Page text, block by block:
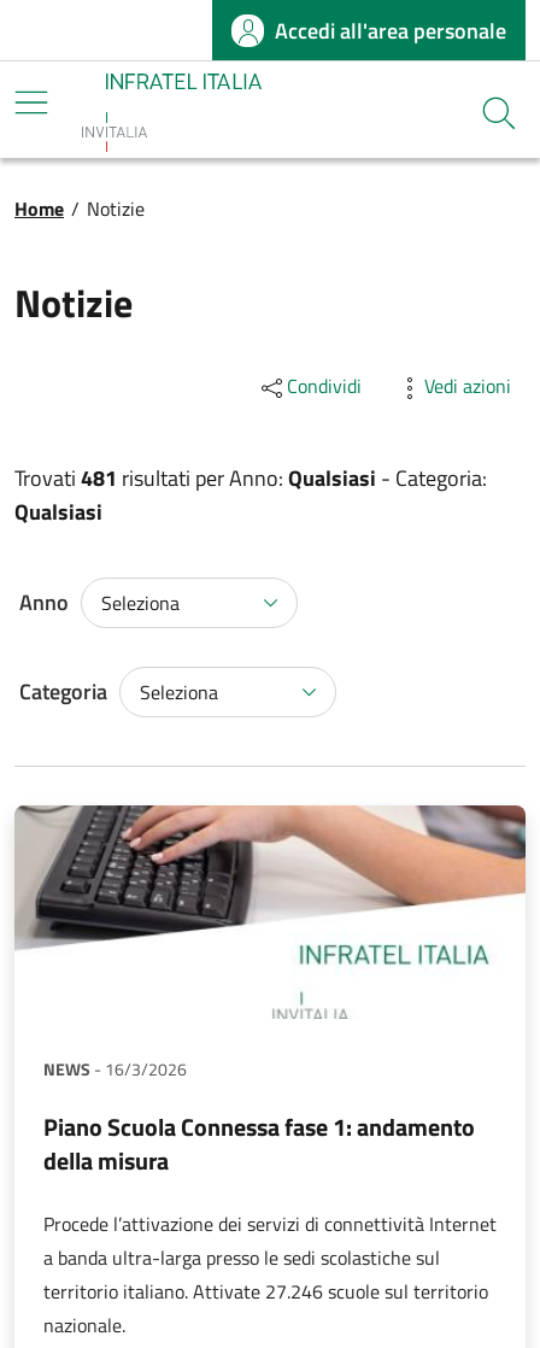
Salta al contenuto principaleAccedi all'area personale
Infratel
Briciole di pane
Home / Notizie
Notizie
Condividi Vedi azioni
Trovati481 risultati perAnno:Qualsiasi - Categoria:
Qualsiasi
Anno Seleziona
Categoria SelezionaCategoria
NEWS - 16/3/2026
Piano Scuola Connessa fase 1: andamento
della misura
Procede l’attivazione dei servizi di connettività Internet
a banda ultra-larga presso le sedi scolastiche sul
territorio italiano. Attivate 27.246 scuole sul territorio
nazionale.